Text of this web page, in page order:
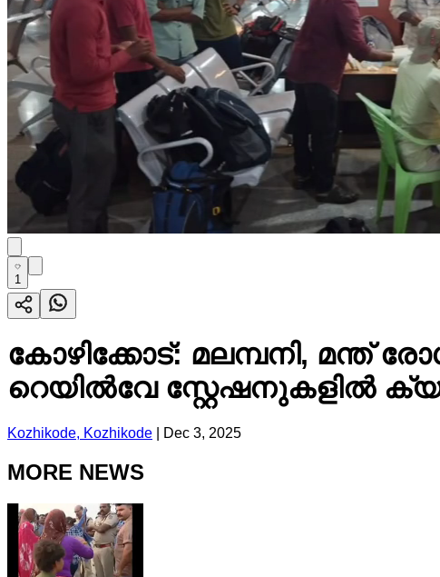
1
കോഴിക്കോട്: മലമ്പനി, മന്ത്
റെയിൽവേ സ്റ്റേഷനുകളിൽ
Kozhikode, Kozhikode Dec 3, 2025
MORE NEWS